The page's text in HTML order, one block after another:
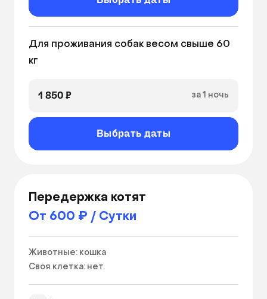
Для проживания собак весом свыше 60
кг
1 850 ₽ за 1 ночь
Выбрать даты
Передержка котят
От 600 ₽ / Сутки
Животные: кошка
Своя клетка: нет.